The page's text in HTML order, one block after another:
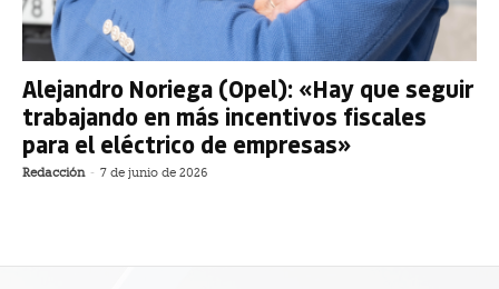
Alejandro Noriega (Opel): «Hay que seguir
trabajando en más incentivos fiscales
para el eléctrico de empresas»
Redacción - 7 de junio de 2026